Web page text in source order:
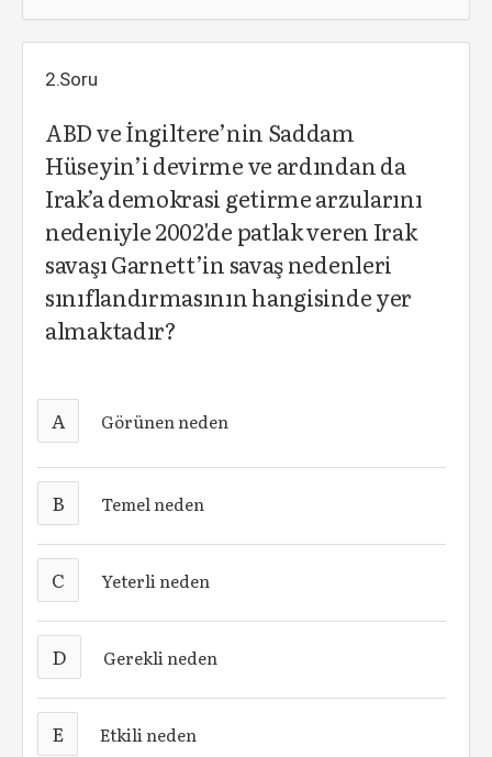
2.Soru
ABD ve İngiltere’nin Saddam
Hüseyin’i devirme ve ardından da
Irak’a demokrasi getirme arzularını
nedeniyle 2002'de patlak veren Irak
savaşı Garnett’in savaş nedenleri
sınıflandırmasının hangisinde yer
almaktadır?
A Görünen neden
B Temel neden
C Yeterli neden
D Gerekli neden
E Etkili neden